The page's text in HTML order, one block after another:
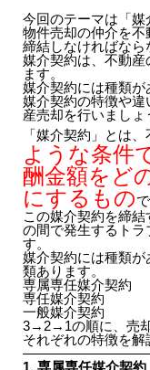
今回のテーマは「媒
物件売却の仲介を
締結しなければなら
媒介契約は、不動
ます。
媒介契約には種類が
媒介契約の特徴や
産売却を行いまし
「媒介契約」とは
ような条件
酬金額をど
にするもの
この媒介契約を締
の間で発生するトラ
す。
媒介契約には種類
類あります。
専属専任媒介契約
専任媒介契約
一般媒介契約
3→2→1の順に、売却
それぞれの特徴を解
1. 専属専任媒介契約